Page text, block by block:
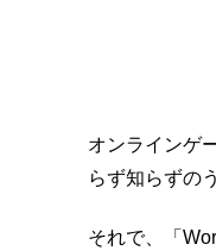
オンラインゲ
らず知らずの
それで、「